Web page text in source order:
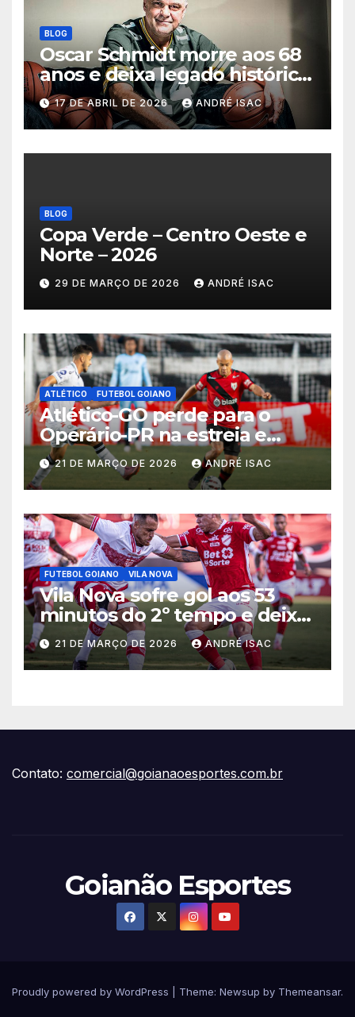
BLOG
Oscar Schmidt morre aos 68
anos e deixa legado histórico
no basquete mundial
17 DE ABRIL DE 2026 ANDRÉ ISAC
BLOG
Copa Verde – Centro Oeste e
Norte – 2026
29 DE MARÇO DE 2026 ANDRÉ ISAC
ATLÉTICO FUTEBOL GOIANO
Atlético-GO perde para o
Operário-PR na estreia e
começa sob pressão a Série B
2026
21 DE MARÇO DE 2026 ANDRÉ ISAC
FUTEBOL GOIANO VILA NOVA
Vila Nova sofre gol aos 53
minutos do 2º tempo e deixa
vitória escapar na estreia da
Série B
21 DE MARÇO DE 2026 ANDRÉ ISAC
Contato: comercial@goianaoesportes.com.br
Goianão Esportes
Proudly powered by WordPress Theme: Newsup by Themeansar.